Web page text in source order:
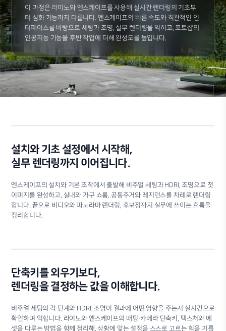
이 과정은 라이노와 엔스케이프를 사용해 실시간 렌더링의 기초부
터 심화 기능까지 다룹니다. 엔스케이프의 빠른 속도와 직관적인 인
터페이스를 바탕으로 세팅과 조명, 실무 렌더링을 익히고, 포토샵의
인공지능 기능을 후반 작업에 더해 완성도를 높입니다.
설치와 기초 설정에서 시작해,
실무 렌더링까지 이어집니다.
엔스케이프의 설치와 기본 조작에서 출발해 비주얼 세팅과 HDRI, 조명으로 첫
이미지를 완성하고, 실내와 가구 쇼룸, 공동주거와 레지던스를 차례로 렌더링
합니다. 끝으로 비디오와 파노라마 렌더링, 후보정까지 실무에 쓰이는 흐름을
정리합니다.
단축키를 외우기보다,
렌더링을 결정하는 값을 이해합니다.
비주얼 세팅의 각 단계와 HDRI, 조명이 결과에 어떤 영향을 주는지 실시간으로
확인하며 익힙니다. 라이노와 엔스케이프의 매핑·카메라 단축키, 텍스처와 에
셋을 다루는 방법을 함께 정리해, 상황에 맞는 설정을 스스로 고르는 힘을 기릅